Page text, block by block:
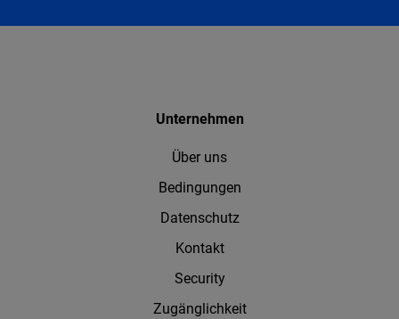
Unternehmen
Über uns
Bedingungen
Datenschutz
Kontakt
Security
Zugänglichkeit